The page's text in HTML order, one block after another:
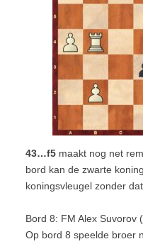
43…f5maakt nog net
bord kan de zwarte
koningsvleugel zonder
Bord 8: FM Alex Suvorov
Op bord 8 speelde broer